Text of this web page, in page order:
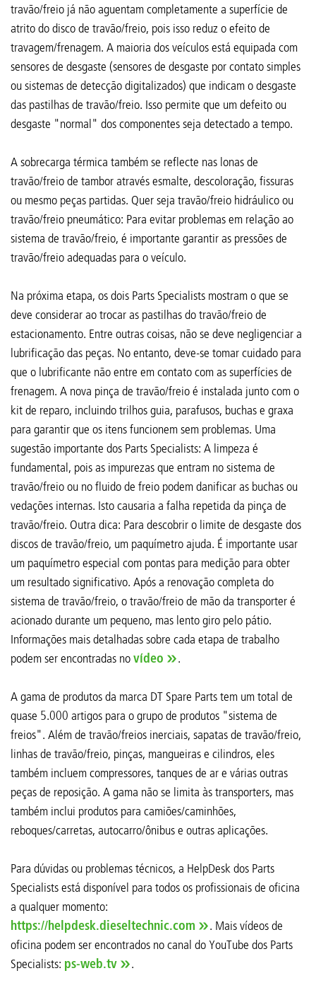
travão/freio já não aguentam completamente a superfície de
atrito do disco de travão/freio, pois isso reduz o efeito de
travagem/frenagem. A maioria dos veículos está equipada com
sensores de desgaste (sensores de desgaste por contato simples
ou sistemas de detecção digitalizados) que indicam o desgaste
das pastilhas de travão/freio. Isso permite que um defeito ou
desgaste "normal" dos componentes seja detectado a tempo.
A sobrecarga térmica também se reflecte nas lonas de
travão/freio de tambor através esmalte, descoloração, fissuras
ou mesmo peças partidas. Quer seja travão/freio hidráulico ou
travão/freio pneumático: Para evitar problemas em relação ao
sistema de travão/freio, é importante garantir as pressões de
travão/freio adequadas para o veículo.
Na próxima etapa, os dois Parts Specialists mostram o que se
deve considerar ao trocar as pastilhas do travão/freio de
estacionamento. Entre outras coisas, não se deve negligenciar a
lubrificação das peças. No entanto, deve-se tomar cuidado para
que o lubrificante não entre em contato com as superfícies de
frenagem. A nova pinça de travão/freio é instalada junto com o
kit de reparo, incluindo trilhos guia, parafusos, buchas e graxa
para garantir que os itens funcionem sem problemas. Uma
sugestão importante dos Parts Specialists: A limpeza é
fundamental, pois as impurezas que entram no sistema de
travão/freio ou no fluido de freio podem danificar as buchas ou
vedações internas. Isto causaria a falha repetida da pinça de
travão/freio. Outra dica: Para descobrir o limite de desgaste dos
discos de travão/freio, um paquímetro ajuda. É importante usar
um paquímetro especial com pontas para medição para obter
um resultado significativo. Após a renovação completa do
sistema de travão/freio, o travão/freio de mão da transporter é
acionado durante um pequeno, mas lento giro pelo pátio.
Informações mais detalhadas sobre cada etapa de trabalho
podem ser encontradas novídeo .
A gama de produtos da marca DT Spare Parts tem um total de
quase 5.000 artigos para o grupo de produtos "sistema de
freios". Além de travão/freios inerciais, sapatas de travão/freio,
linhas de travão/freio, pinças, mangueiras e cilindros, eles
também incluem compressores, tanques de ar e várias outras
peças de reposição. A gama não se limita às transporters, mas
também inclui produtos para camiões/caminhões,
reboques/carretas, autocarro/ônibus e outras aplicações.
Para dúvidas ou problemas técnicos, a HelpDesk dos Parts
Specialists está disponível para todos os profissionais de oficina
a qualquer momento:
https://helpdesk.dieseltechnic.com
. Mais vídeos de
oficina podem ser encontrados no canal do YouTube dos Parts
Specialists: ps-web.tv .